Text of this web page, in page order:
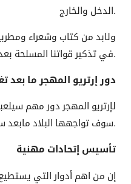
الدخل والخارج.
ولابد من كتاب وشعراء
في تذكير قواتنا المسلحة بعدم سماح لشخص واحد يدمر بلدنا.
دور إرتريو المهجر ما بعد
لإرتريو المهجر دور مهم
سوف تواجهها البلاد مابعد سقوط النظام.
تأسيس إتحادات مهنية
إن من اهم أدوار التي